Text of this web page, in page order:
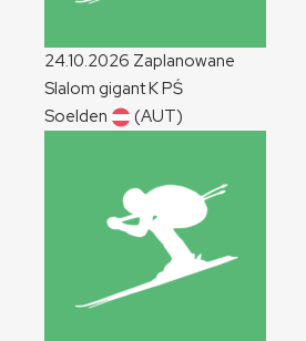
24.10.2026 Zaplanowane
Slalom gigantKPŚ
Soelden
(AUT)